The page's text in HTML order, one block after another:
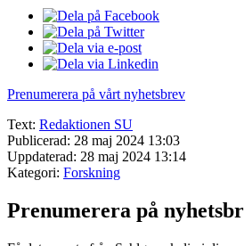
Prenumerera på vårt nyhetsbrev
Text: Redaktionen SU
Publicerad: 28 maj 2024 13:03
Uppdaterad: 28 maj 2024 13:14
Kategori: Forskning
Prenumerera på